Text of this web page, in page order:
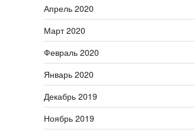
Апрель 2020
Март 2020
Февраль 2020
Январь 2020
Декабрь 2019
Ноябрь 2019